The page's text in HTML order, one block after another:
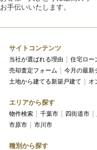
お手伝いいたします。
サイトコンテンツ
当社が選ばれる理由 住宅ロー
売却査定フォーム
今月の最新
土地から建てる新築戸建て
オ
エリアから探す
物件検索 千葉市 四街道市
市原市
市川市
種別から探す